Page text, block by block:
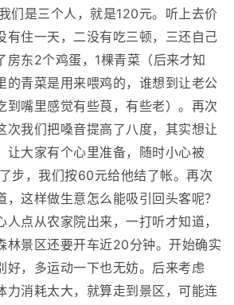
们是三个人，就是120元。听上去价
有住一天，二没有吃三顿，三还自己
房东2个鸡蛋，1棵青菜（后来才知
的青菜是用来喂鸡的，谁想到让老公
到嘴里感觉有些茛，有些老）。再次
次我们把嗓音提高了八度，其实想让
让大家有个心里准备，随时小心被
步，我们按60元给他结了帐。再次
，这样做生意怎么能吸引回头客呢？
点从农家院出来，一打听才知道，
林景区还要开车近20分钟。开始确实
好，多运动一下也无妨。后来考虑
力消耗太大，就算走到景区，可能连